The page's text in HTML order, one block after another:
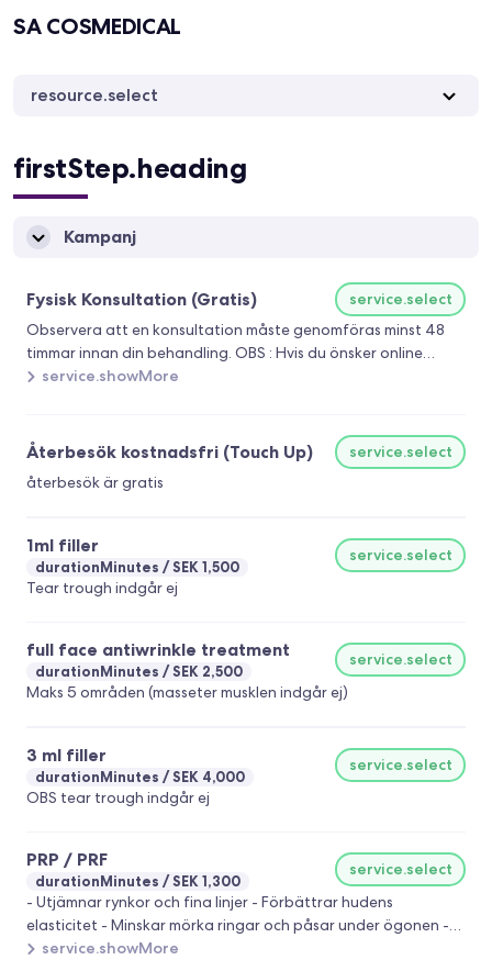
SA COSMEDICAL
resource.select
firstStep.heading
Kampanj
Fysisk Konsultation (Gratis)
service.select
Observera att en konsultation måste genomföras minst 48
timmar innan din behandling. OBS : Hvis du önsker online
konsultation, skal du kontakte klinikken.
service.showMore
Återbesök kostnadsfri (Touch Up)
service.select
återbesök är gratis
1ml filler
durationMinutes SEK 1,500
service.select
Tear trough indgår ej
full face antiwrinkle treatment
durationMinutes SEK 2,500
service.select
Maks 5 områden (masseter musklen indgår ej)
3 ml filler
durationMinutes SEK 4,000
service.select
OBS tear trough indgår ej
PRP / PRF
durationMinutes SEK 1,300
service.select
- Utjämnar rynkor och fina linjer - Förbättrar hudens
elasticitet - Minskar mörka ringar och påsar under ögonen -
Ger en frisk och glödande hudton - Minskar akneärr och
service.showMore